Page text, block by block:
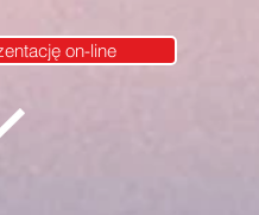
on-line